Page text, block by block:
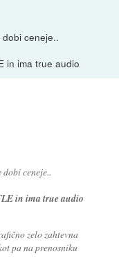
ceneje..
in ima true audio
ceneje..
in ima true audio
zelo zahtevna
pa na prenosniku